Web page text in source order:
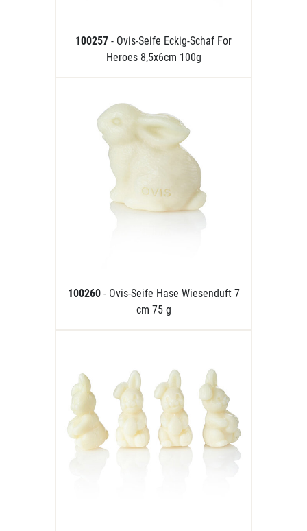
100257 - Ovis-Seife Eckig-Schaf For
Heroes 8,5x6cm 100g
100260 - Ovis-Seife Hase Wiesenduft 7
cm 75 g